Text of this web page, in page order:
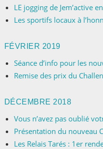
LE jogging de Jem’active
Les sportifs locaux à
FÉVRIER 2019
Séance d’info pour les
Remise des prix du
DÉCEMBRE 2018
Vous n’avez pas oublié
Présentation du nouveau
Les Relais Tarés : 1er